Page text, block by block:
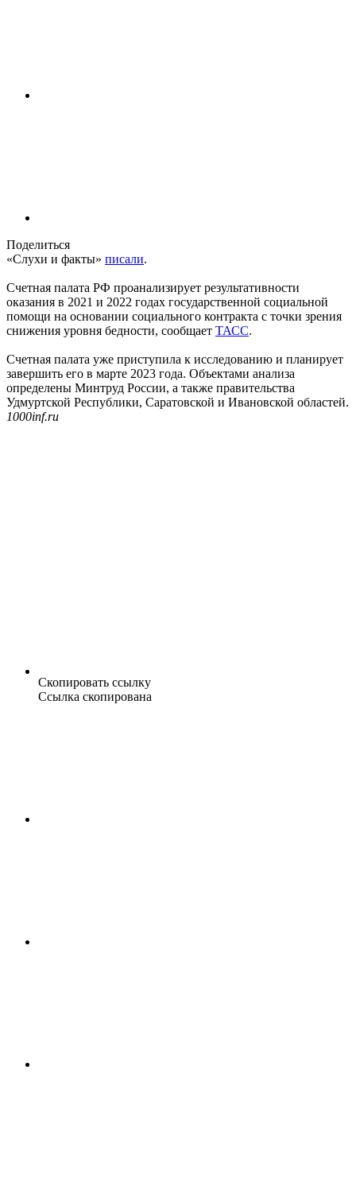
Поделиться
«Слухи и факты» писали.
Счетная палата РФ проанализирует результативности
оказания в 2021 и 2022 годах государственной социальной
помощи на основании социального контракта с точки зрения
снижения уровня бедности, сообщает ТАСС.
Счетная палата уже приступила к исследованию и планирует
завершить его в марте 2023 года. Объектами анализа
определены Минтруд России, а также правительства
Удмуртской Республики, Саратовской и Ивановской областей.
1000inf.ru
Скопировать ссылку
Ссылка скопирована